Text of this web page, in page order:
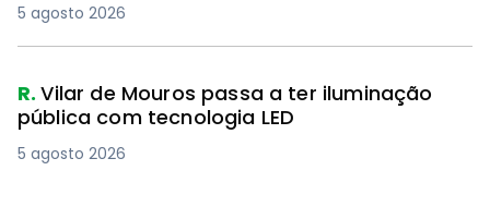
5 agosto 2026
R.Vilar de Mouros passa a ter iluminação
pública com tecnologia LED
5 agosto 2026